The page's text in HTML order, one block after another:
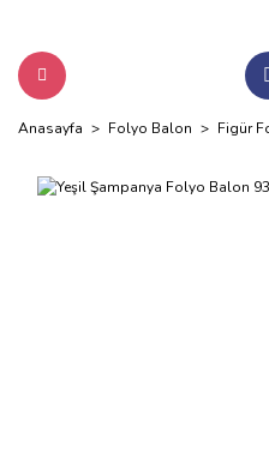
Anasayfa Folyo Balon Figür